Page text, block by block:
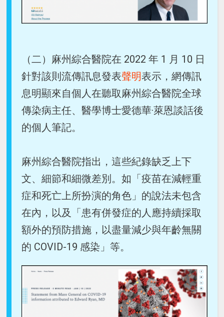
（二）麻州綜合醫院在 2022 年 1 月 10 日
針對該則流傳訊息發表聲明表示，網傳訊
息明顯來自個人在聽取麻州綜合醫院全球
傳染病主任、醫學博士愛德華·萊恩談話後
的個人筆記。
麻州綜合醫院指出，這些紀錄缺乏上下
文、細節和細微差別。如「疫苗在減輕重
症和死亡上所扮演的角色」的說法未包含
在內，以及「患有併發症的人應持續採取
額外的預防措施，以盡量減少與年齡無關
的 COVID-19 感染」等。